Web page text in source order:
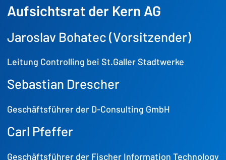
Aufsichtsrat der Kern AG
Jaroslav Bohatec (Vorsitzender)
Leitung Controlling bei St.Galler Stadtwerke
Sebastian Drescher
Geschäftsführer der D-Consulting GmbH
Carl Pfeffer
Geschäftsführer der Fischer Information Technology